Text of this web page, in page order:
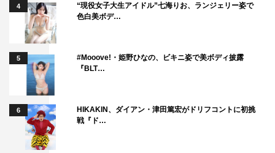
た！ みんな本当にありがとうございました！
4
“現役女子大生アイドル”七海りお、ランジェリー姿で
色白美ボデ…
5
#Mooove!・姫野ひなの、ビキニ姿で美ボディ披露
『BLT…
6
HIKAKIN、ダイアン・津田篤宏がドリフコントに初挑
戦『ド…